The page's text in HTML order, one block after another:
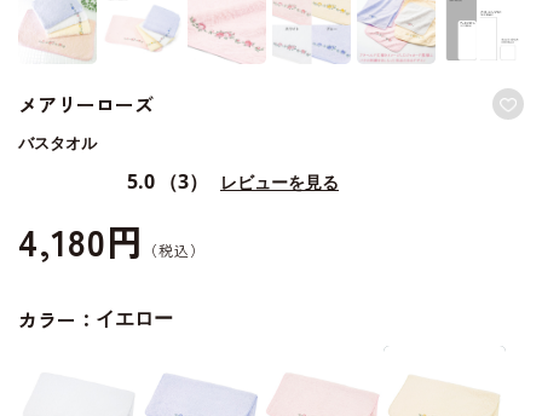
メアリーローズ
バスタオル
5.0 （3） レビューを見る
4,180円
カラー： イエロー